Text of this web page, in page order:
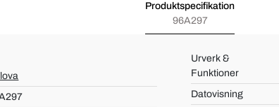
Produktspecifikation
96A297
Urverk &
Funktioner
Datovisning